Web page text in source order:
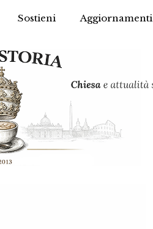
Sostieni Aggiornamenti